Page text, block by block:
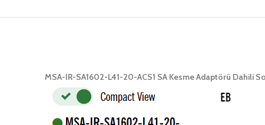
MSA-IR-SA1602-L41-20-ACS1 SA Kesme Adaptörü Dahili